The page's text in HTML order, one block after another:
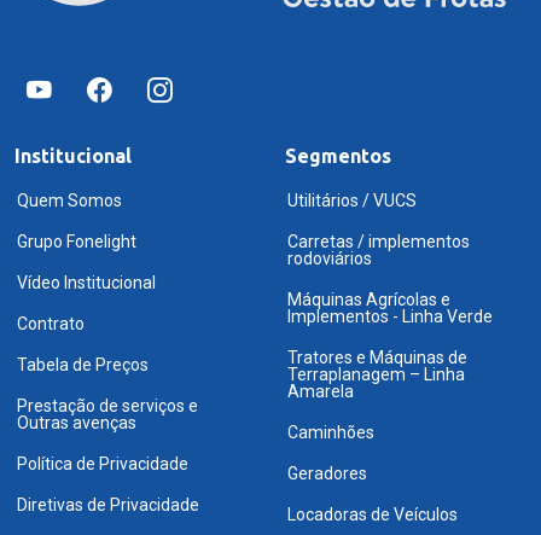
Institucional
Quem Somos
Grupo Fonelight
Vídeo Institucional
Contrato
Tabela de Preços
Prestação de serviços e
Outras avenças
Política de Privacidade
Diretivas de Privacidade
Segmentos
Utilitários / VUCS
Carretas / implementos
rodoviários
Máquinas Agrícolas e
Implementos - Linha Verde
Tratores e Máquinas de
Terraplanagem – Linha
Amarela
Caminhões
Geradores
Locadoras de Veículos